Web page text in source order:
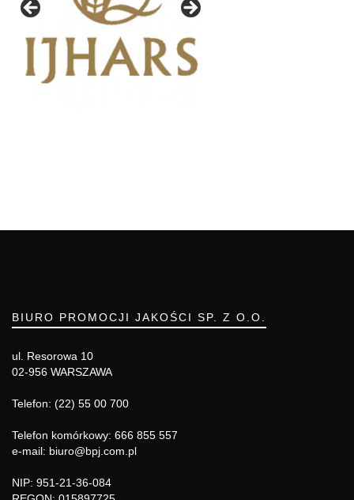
BIURO PROMOCJI JAKOŚCI SP. Z O.O.
ul. Resorowa 10
02-956 WARSZAWA
Telefon: (22) 55 00 700
Telefon komórkowy: 666 855 557
e-mail: biuro@bpj.com.pl
NIP: 951-21-36-084